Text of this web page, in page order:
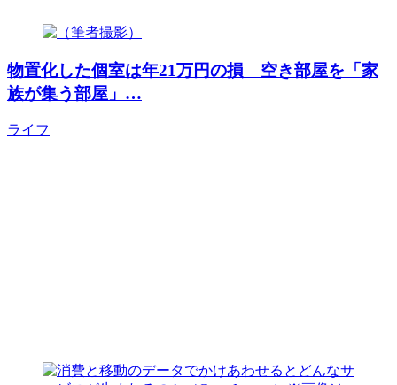
物置化した個室は年21万円の損 空き部屋を「家
族が集う部屋」…
ライフ